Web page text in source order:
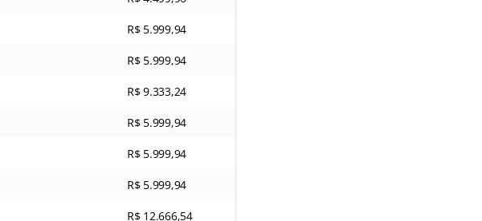
R$ 5.999,94
R$ 5.999,94
R$ 9.333,24
R$ 5.999,94
R$ 5.999,94
R$ 5.999,94
R$ 12.666,54